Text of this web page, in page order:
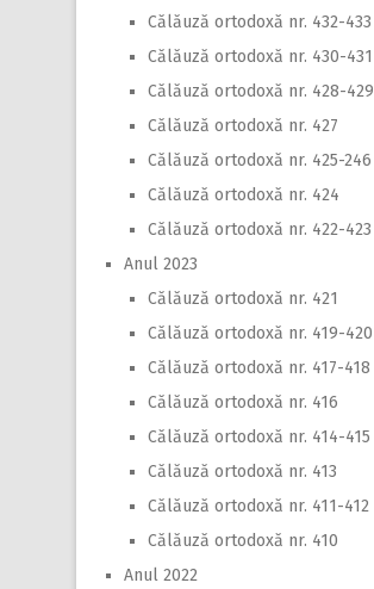
Călăuză ortodoxă nr. 432-433
Călăuză ortodoxă nr. 430-431
Călăuză ortodoxă nr. 428-429
Călăuză ortodoxă nr. 427
Călăuză ortodoxă nr. 425-246
Călăuză ortodoxă nr. 424
Călăuză ortodoxă nr. 422-423
Anul 2023
Călăuză ortodoxă nr. 421
Călăuză ortodoxă nr. 419-420
Călăuză ortodoxă nr. 417-418
Călăuză ortodoxă nr. 416
Călăuză ortodoxă nr. 414-415
Călăuză ortodoxă nr. 413
Călăuză ortodoxă nr. 411-412
Călăuză ortodoxă nr. 410
Anul 2022